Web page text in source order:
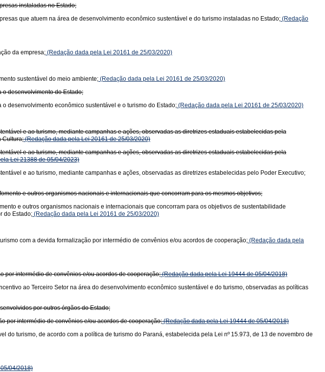
instaladas no Estado;
que atuem na área de desenvolvimento econômico sustentável e do turismo instaladas no Estado; (Redação
da empresa; (Redação dada pela Lei 20161 de 25/03/2020)
sustentável do meio ambiente; (Redação dada pela Lei 20161 de 25/03/2020)
o desenvolvimento do Estado;
desenvolvimento econômico sustentável e o turismo do Estado; (Redação dada pela Lei 20161 de 25/03/2020)
e ao turismo, mediante campanhas e ações, observadas as diretrizes estaduais estabelecidas pela
Cultura;(Redação dada pela Lei 20161 de 25/03/2020)
e ao turismo, mediante campanhas e ações, observadas as diretrizes estaduais estabelecidas pela
Lei 21388 de 05/04/2023)
e ao turismo, mediante campanhas e ações, observadas as diretrizes estabelecidas pelo Poder Executivo;
e outros organismos nacionais e internacionais que concorram para os mesmos objetivos;
e outros organismos nacionais e internacionais que concorram para os objetivos de sustentabilidade
do Estado; (Redação dada pela Lei 20161 de 25/03/2020)
com a devida formalização por intermédio de convênios e/ou acordos de cooperação; (Redação dada pela
por intermédio de convênios e/ou acordos de cooperação;(Redação dada pela Lei 19444 de 05/04/2018)
ao Terceiro Setor na área do desenvolvimento econômico sustentável e do turismo, observadas as políticas
por outros órgãos do Estado;
por intermédio de convênios e/ou acordos de cooperação;(Redação dada pela Lei 19444 de 05/04/2018)
turismo, de acordo com a política de turismo do Paraná, estabelecida pela Lei nº 15.973, de 13 de novembro de
04/2018)